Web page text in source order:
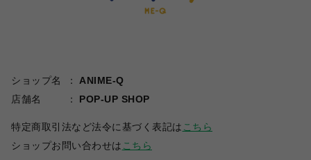
ショップ名
ANIME-Q
店舗名
POP-UP SHOP
特定商取引法など法令に基づく表記は こちら
ショップお問い合わせは こちら